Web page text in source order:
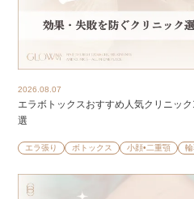
2026.08.07
エラボトックスおすすめ人気クリニッ
選
エラ張り ボトックス 小顔•二重顎